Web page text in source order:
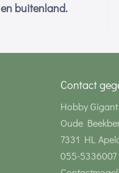
buitenland.
Contact
Hobby Gigant
Oude
7331 HL
055-5336007